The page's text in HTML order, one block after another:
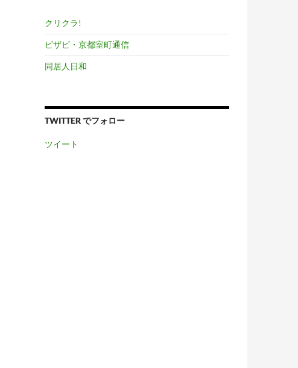
クリクラ!
ビザビ・京都室町通信
同居人日和
TWITTER でフォロー
ツイート